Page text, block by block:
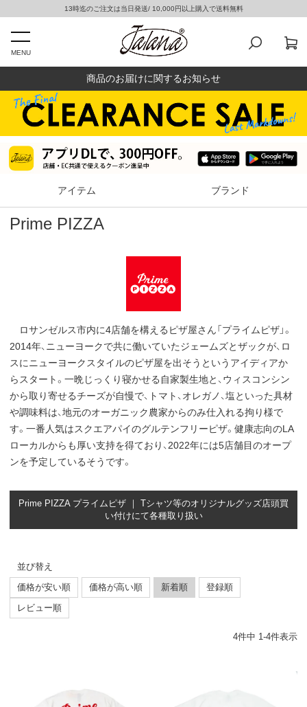
13時迄のご注文は当日発送/ 10,000円以上購入で送料無料
MENU
商品のお届けに関するお知らせ
アイテム ブランド
Prime PIZZA
ロサンゼルス市内に4店舗を構えるピザ屋さん「プライムピザ」。
2014年、ニューヨークで共に働いていたジェームズとザックが、ロ
スにニューヨークスタイルのピザ屋を出そうというアイディアか
らスタート。一晩じっくり寝かせる自家製生地と、ウィスコンシン
から取り寄せるチーズが自慢で、トマト、オレガノ、塩といった具材
や調味料は、地元のオーガニック農家からのみ仕入れる拘り様で
す。一番人気はスクエアパイのグルテンフリーピザ。健康志向のLA
ローカルからも厚い支持を得ており、2022年には5店舗目のオープ
ンを予定しているそうです。
Prime PIZZA プライムピザ ｜ Tシャツ等のオリジナルグッズ店頭買
い付けにて各種取り扱い
並び替え
価格が安い順
価格が高い順 新着順
登録順
レビュー順
4件中 1-4件表示